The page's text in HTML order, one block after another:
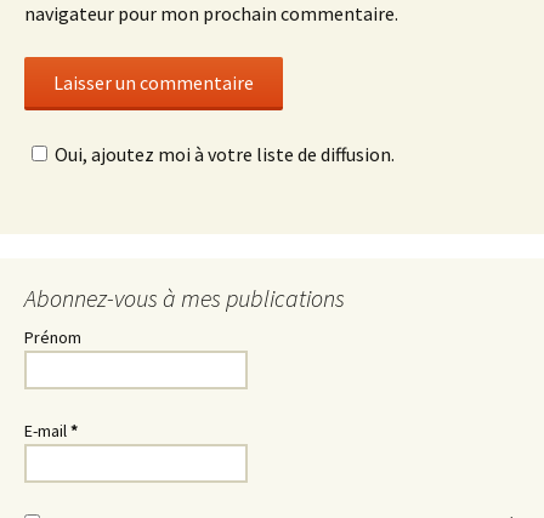
navigateur pour mon prochain commentaire.
Oui, ajoutez moi à votre liste de diffusion.
Abonnez-vous à mes publications
Prénom
E-mail*